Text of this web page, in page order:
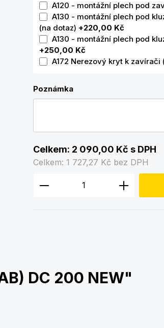
A120 - montážní plech pod
A130 - montážní plech pod
(na dotaz) +220,00 Kč
A130 - montážní plech pod
+250,00 Kč
A172 Nerezový kryt k zavírači
Poznámka
Celkem: 2 090,00 Kč s DPH
Celkem: 1 727,27 Kč bez DPH
Množství produktu:
DC 200 NEW"